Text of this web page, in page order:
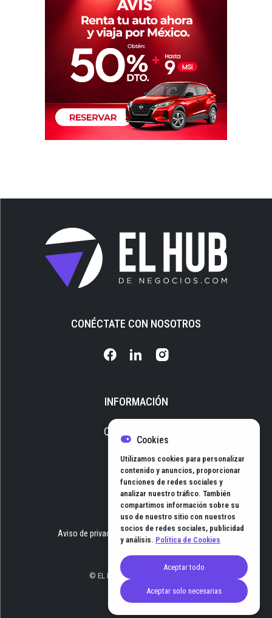
INFORMACIÓN
Quiénes somos
Newsletter
Contacto
CONÉCTATE CON NOSOTROS
Aviso de privacidad Términos y Condiciones
© EL HUB DE NEGOCIOS 2026
Cookies
Utilizamos cookies para personalizar
contenido y anuncios, proporcionar
funciones de redes sociales y
analizar nuestro tráfico. También
compartimos información sobre su
uso de nuestro sitio con nuestros
socios de redes sociales, publicidad
y análisis. Política de Cookies
Aceptar todo
Aceptar solo necesarias